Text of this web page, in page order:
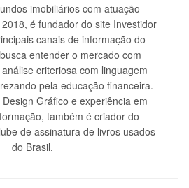
imobiliários com atuação
é fundador do site Investidor
canais de informação do
entender o mercado com
criteriosa com linguagem
pela educação financeira.
Gráfico e experiência em
também é criador do
de assinatura de livros usados
do Brasil.